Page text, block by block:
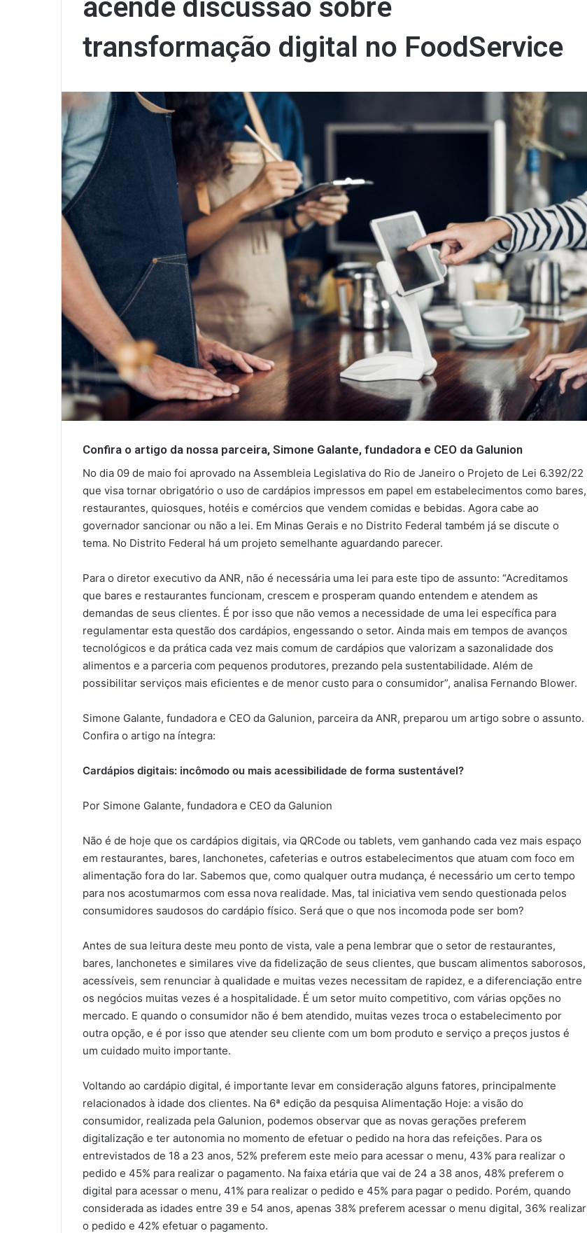
acende discussão sobre
transformação digital no FoodService
Confira o artigo da nossa parceira, Simone Galante, fundadora e CEO da Galunion
No dia 09 de maio foi aprovado na Assembleia Legislativa do Rio de Janeiro o Projeto de Lei 6.392/22
que visa tornar obrigatório o uso de cardápios impressos em papel em estabelecimentos como bares,
restaurantes, quiosques, hotéis e comércios que vendem comidas e bebidas. Agora cabe ao
governador sancionar ou não a lei. Em Minas Gerais e no Distrito Federal também já se discute o
tema. No Distrito Federal há um projeto semelhante aguardando parecer.
Para o diretor executivo da ANR, não é necessária uma lei para este tipo de assunto: “Acreditamos
que bares e restaurantes funcionam, crescem e prosperam quando entendem e atendem as
demandas de seus clientes. É por isso que não vemos a necessidade de uma lei específica para
regulamentar esta questão dos cardápios, engessando o setor. Ainda mais em tempos de avanços
tecnológicos e da prática cada vez mais comum de cardápios que valorizam a sazonalidade dos
alimentos e a parceria com pequenos produtores, prezando pela sustentabilidade. Além de
possibilitar serviços mais eficientes e de menor custo para o consumidor”, analisa Fernando Blower.
Simone Galante, fundadora e CEO da Galunion, parceira da ANR, preparou um artigo sobre o assunto.
Confira o artigo na íntegra:
Cardápios digitais: incômodo ou mais acessibilidade de forma sustentável?
Por Simone Galante, fundadora e CEO da Galunion
Não é de hoje que os cardápios digitais, via QRCode ou tablets, vem ganhando cada vez mais espaço
em restaurantes, bares, lanchonetes, cafeterias e outros estabelecimentos que atuam com foco em
alimentação fora do lar. Sabemos que, como qualquer outra mudança, é necessário um certo tempo
para nos acostumarmos com essa nova realidade. Mas, tal iniciativa vem sendo questionada pelos
consumidores saudosos do cardápio físico. Será que o que nos incomoda pode ser bom?
Antes de sua leitura deste meu ponto de vista, vale a pena lembrar que o setor de restaurantes,
bares, lanchonetes e similares vive da fidelização de seus clientes, que buscam alimentos saborosos,
acessíveis, sem renunciar à qualidade e muitas vezes necessitam de rapidez, e a diferenciação entre
os negócios muitas vezes é a hospitalidade. É um setor muito competitivo, com várias opções no
mercado. E quando o consumidor não é bem atendido, muitas vezes troca o estabelecimento por
outra opção, e é por isso que atender seu cliente com um bom produto e serviço a preços justos é
um cuidado muito importante.
Voltando ao cardápio digital, é importante levar em consideração alguns fatores, principalmente
relacionados à idade dos clientes. Na 6ª edição da pesquisa Alimentação Hoje: a visão do
consumidor, realizada pela Galunion, podemos observar que as novas gerações preferem
digitalização e ter autonomia no momento de efetuar o pedido na hora das refeições. Para os
entrevistados de 18 a 23 anos, 52% preferem este meio para acessar o menu, 43% para realizar o
pedido e 45% para realizar o pagamento. Na faixa etária que vai de 24 a 38 anos, 48% preferem o
digital para acessar o menu, 41% para realizar o pedido e 45% para pagar o pedido. Porém, quando
considerada as idades entre 39 e 54 anos, apenas 38% preferem acessar o menu digital, 36% realizar
o pedido e 42% efetuar o pagamento.